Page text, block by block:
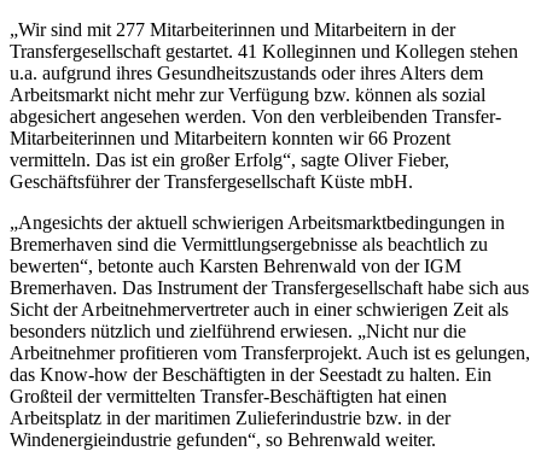
„Wir sind mit 277 Mitarbeiterinnen und Mitarbeitern in der
Transfergesellschaft gestartet. 41 Kolleginnen und Kollegen stehen
u.a. aufgrund ihres Gesundheitszustands oder ihres Alters dem
Arbeitsmarkt nicht mehr zur Verfügung bzw. können als sozial
abgesichert angesehen werden. Von den verbleibenden Transfer-
Mitarbeiterinnen und Mitarbeitern konnten wir 66 Prozent
vermitteln. Das ist ein großer Erfolg“, sagte Oliver Fieber,
Geschäftsführer der Transfergesellschaft Küste mbH.
„Angesichts der aktuell schwierigen Arbeitsmarktbedingungen in
Bremerhaven sind die Vermittlungsergebnisse als beachtlich zu
bewerten“, betonte auch Karsten Behrenwald von der IGM
Bremerhaven. Das Instrument der Transfergesellschaft habe sich aus
Sicht der Arbeitnehmervertreter auch in einer schwierigen Zeit als
besonders nützlich und zielführend erwiesen. „Nicht nur die
Arbeitnehmer profitieren vom Transferprojekt. Auch ist es gelungen,
das Know-how der Beschäftigten in der Seestadt zu halten. Ein
Großteil der vermittelten Transfer-Beschäftigten hat einen
Arbeitsplatz in der maritimen Zulieferindustrie bzw. in der
Windenergieindustrie gefunden“, so Behrenwald weiter.